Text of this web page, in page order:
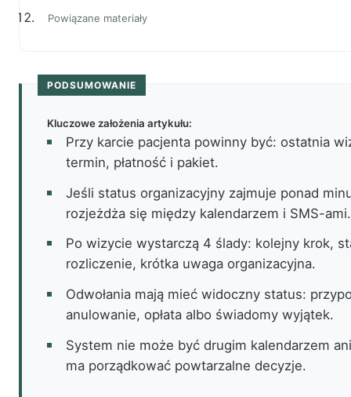
Powiązane materiały
PODSUMOWANIE
Kluczowe założenia artykułu:
Przy karcie pacjenta powinny być: ostatnia
termin, płatność i pakiet.
Jeśli status organizacyjny zajmuje ponad
rozjeżdża się między kalendarzem i SMS-ami.
Po wizycie wystarczą 4 ślady: kolejny krok,
rozliczenie, krótka uwaga organizacyjna.
Odwołania mają mieć widoczny status:
anulowanie, opłata albo świadomy wyjątek.
System nie może być drugim kalendarzem
ma porządkować powtarzalne decyzje.